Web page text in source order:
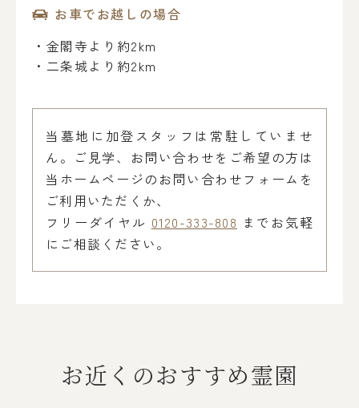
お車でお越しの場合
・金閣寺より約2km
・二条城より約2km
当墓地に加登スタッフは常駐していませ
ん。ご見学、お問い合わせをご希望の方は
当ホームページのお問い合わせフォームを
ご利用いただくか、
フリーダイヤル 0120-333-808 までお気軽
にご相談ください。
お近くのおすすめ霊園